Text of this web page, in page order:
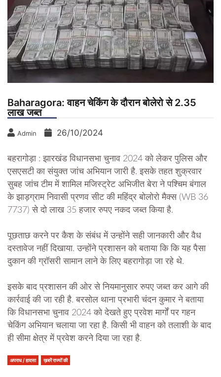
Baharagora: वाहन चेकिंग के दौरान बोलेरो से 2.35
लाख जब्त
Admin 26/10/2024
बहरागोड़ा : झारखंड विधानसभा चुनाव 2024 को लेकर पुलिस और
एसएसटी का संयुक्त जांच अभियान जारी है. इसके तहत शुक्रवार
सुबह जांच टीम में शामिल मजिस्ट्रेट अभिजीत बेरा ने पश्चिम बंगाल
के झाड़ग्राम निवासी प्रणव सीट की महिंद्र बोलोरो मैक्स (WB 36
7737) से दो लाख 35 हजार रुपए नकद जब्त किया है.
पूछताछ करने पर कैश के संबंध में उन्होंने सही जानकारी और वैध
दस्तावेज नहीं दिखाया. उन्होंने प्रशासन को बताया कि कि यह पैसा
दुकान की ग्रॉसरी सामान लाने के लिए बहरागोड़ा जा रहे थे.
इसके बाद प्रशासन की ओर से नियमानुसार रुपए जब्त कर आगे की
कार्रवाई की जा रही है. बरसोल थाना प्रभारी चंदन कुमार ने बताया
कि विधानसभा चुनाव 2024 को देखते हुए प्रवेश मार्गों पर गहन
चेकिंग अभियान चलाया जा रहा है. किसी भी वाहन को तलाशी के बाद
ही सीमा क्षेत्र में प्रवेश करने दिया जा रहा है.
अपराध / हादसा ख़बरें राज्यों की